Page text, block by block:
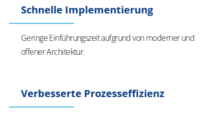
Schnelle Implementierung
Geringe Einführungszeit aufgrund von moderner und
offener Architektur.
Verbesserte Prozesseffizienz